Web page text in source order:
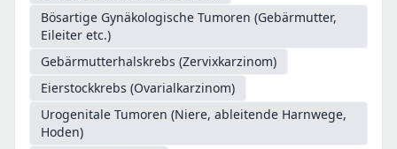
Bösartige Gynäkologische Tumoren (Gebärmutter,
Eileiter etc.)
Gebärmutterhalskrebs (Zervixkarzinom)
Eierstockkrebs (Ovarialkarzinom)
Urogenitale Tumoren (Niere, ableitende Harnwege,
Hoden)